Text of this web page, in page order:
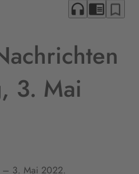
headphones chrome_reader_mode bookmark_border
3. Mai
– 3. Mai 2022.